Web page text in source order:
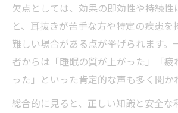
欠点としては、効果の即効性や持続性
と、耳抜きが苦手な方や特定の疾患を
難しい場合がある点が挙げられます。
者からは「睡眠の質が上がった」「疲
った」といった肯定的な声も多く聞か
総合的に見ると、正しい知識と安全な